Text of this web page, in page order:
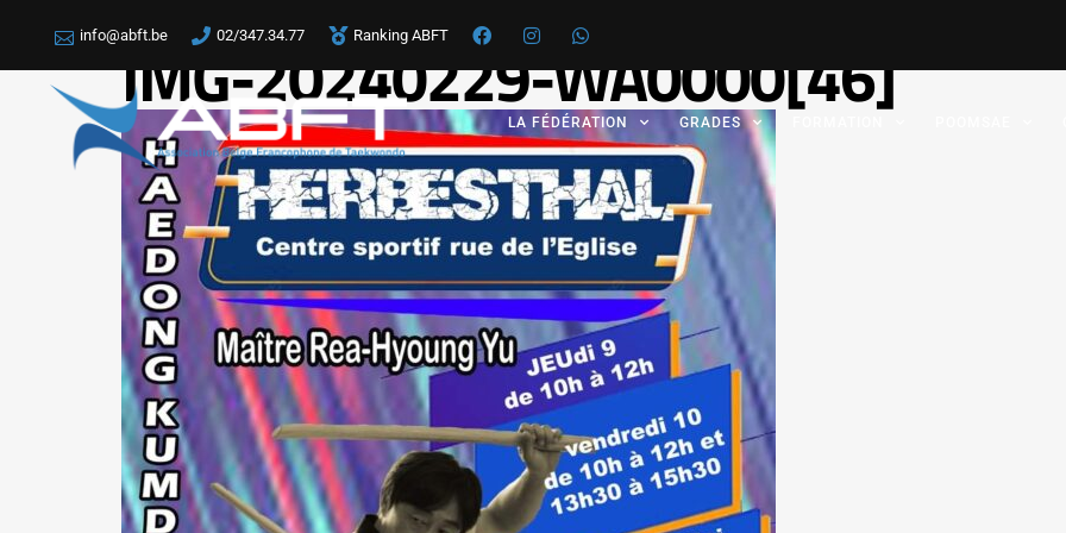
info@abft.be 02/347.34.77 Ranking ABFT
LA FÉDÉRATION GRADES
IMG-20240229-WA0000[46]